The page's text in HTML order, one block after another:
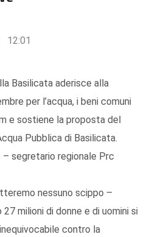
12:01
Basilicata aderisce alla
per l’acqua, i beni comuni
e sostiene la proposta del
Pubblica di Basilicata.
– segretario regionale Prc
nessuno scippo –
milioni di donne e di uomini si
contro la